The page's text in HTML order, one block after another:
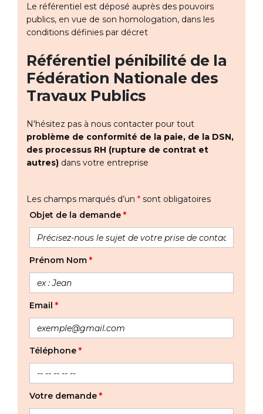
Le référentiel est déposé auprès des pouvoirs
publics, en vue de son homologation, dans les
conditions définies par décret
Référentiel pénibilité de la
Fédération Nationale des
Travaux Publics
N'hésitez pas à nous contacter pour tout
problème de conformité de la paie, de la DSN,
des processus RH (rupture de contrat et
autres) dans votre entreprise
Les champs marqués d’un * sont obligatoires
Objet de la demande *
Prénom Nom *
Email *
Téléphone *
Votre demande *